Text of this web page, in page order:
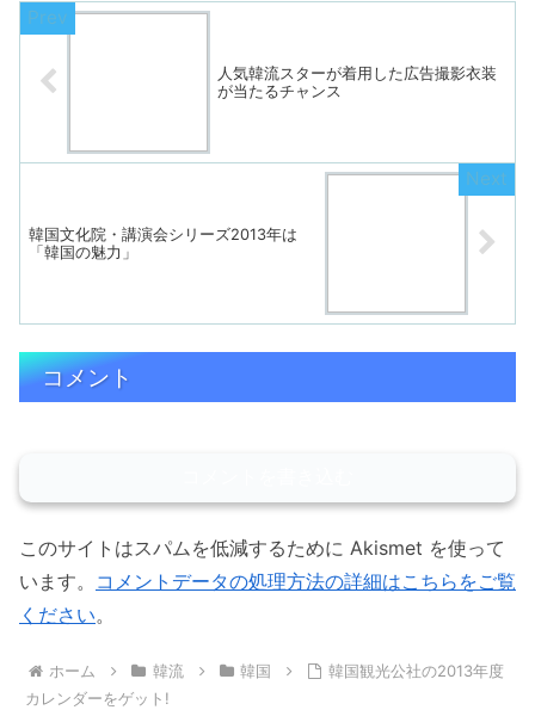
人気韓流スターが着用した広告撮影衣装
が当たるチャンス
韓国文化院・講演会シリーズ2013年は
「韓国の魅力」
コメント
このサイトはスパムを低減するために Akismet を使って
います。 コメントデータの処理方法の詳細はこちらをご覧
ください。
ホーム 韓流 韓国
韓国観光公社の2013年度
カレンダーをゲット!